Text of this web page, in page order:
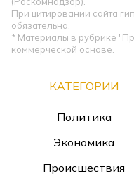
При цитировании сайта
обязательна.
* Материалы в рубрике
коммерческой основе.
КАТЕГОРИИ
Политика
Экономика
Происшествия